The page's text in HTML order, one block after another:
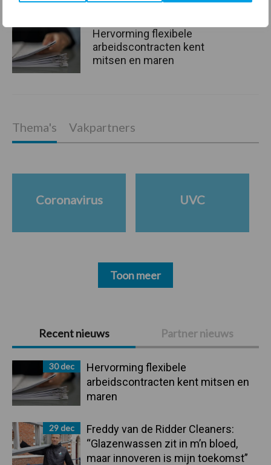
Primaire
Sidebar
Recent nieuws Partner nieuws
30 dec
Hervorming flexibele
arbeidscontracten kent mitsen en
maren
29 dec
Freddy van de Ridder Cleaners:
“Glazenwassen zit in m’n bloed,
maar innoveren is mijn toekomst”
Hervorming flexibele
arbeidscontracten kent
mitsen en maren
Thema's Vakpartners
Coronavirus UVC
Toon meer